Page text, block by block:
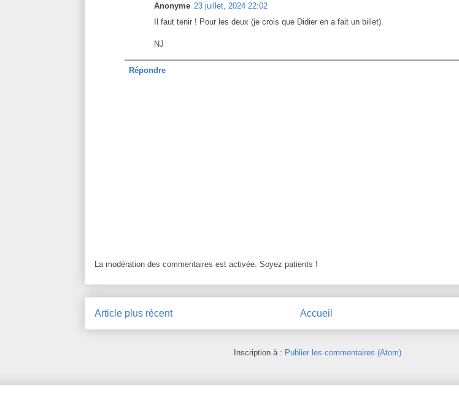
Anonyme 23 juillet, 2024 22:02
Il faut tenir ! Pour les deux (je crois que Didier en a fait un billet).
NJ
Répondre
La modération des commentaires est activée. Soyez patients !
Article plus récent Accueil
Inscription à : Publier les commentaires (Atom)